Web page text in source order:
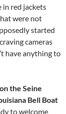
in red jackets
were not
started
cameras
have anything to
the Seine
Bell Boat
to welcome